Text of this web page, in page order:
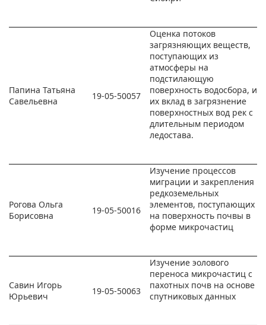
Папина Татьяна
Савельевна
19-05-50057
Оценка потоков
загрязняющих веществ,
поступающих из
атмосферы на
подстилающую
поверхность водосбора, и
их вклад в загрязнение
поверхностных вод рек с
длительным периодом
ледостава.
Рогова Ольга
Борисовна
19-05-50016
Изучение процессов
миграции и закрепления
редкоземельных
элементов, поступающих
на поверхность почвы в
форме микрочастиц
Савин Игорь
Юрьевич
19-05-50063
Изучение эолового
переноса микрочастиц с
пахотных почв на основе
спутниковых данных